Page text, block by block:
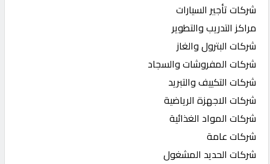
شركات تأجير السيارات
مراكز التدريب والتطوير
شركات البترول والغاز
شركات المفروشات والسجاد
شركات التكييف والتبريد
شركات الاجهزة الرياضية
شركات المواد الغذائية
شركات عامة
شركات الحديد المشغول